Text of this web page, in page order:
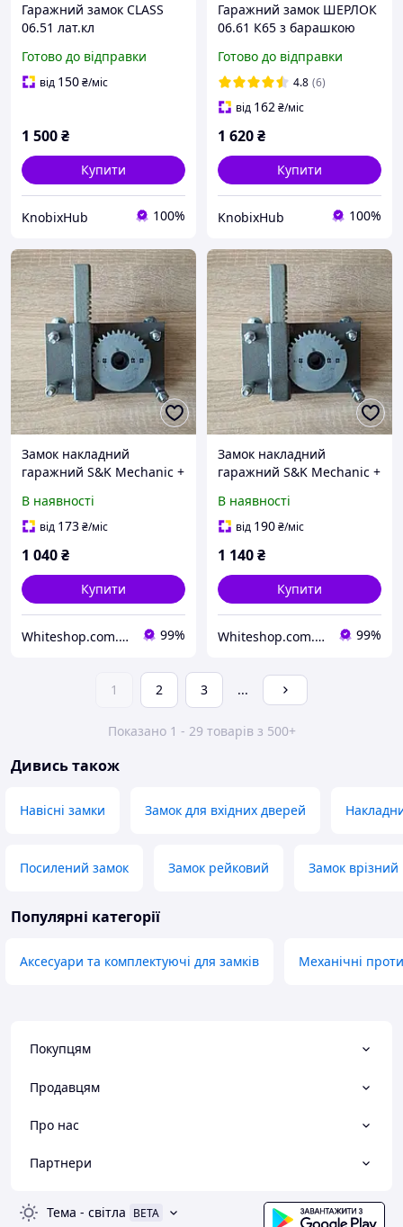
Гаражний замок CLASS
06.51 лат.кл
Готово до відправки
від 150₴/міс
1 500₴
Купити
KnobixHub 100%
Гаражний замок ШЕРЛОК
06.61 К65 з барашкою
Готово до відправки
4.8 (6)
від 162₴/міс
1 620₴
Купити
KnobixHub 100%
Замок накладний
гаражний S&K Mechanic +
нерозкривний комплект 2
ключі W_2485
В наявності
від 173₴/міс
1 040₴
Купити
Whiteshop.com.ua 99%
Замок накладний
гаражний S&K Mechanic +
нерозкривний комплект 3
ключі W_2485
В наявності
від 190₴/міс
1 140₴
Купити
Whiteshop.com.ua 99%
1 2 3 ...
Показано 1 - 29 товарів з 500+
Дивись також
Навісні замки Замок для вхідних дверей
Посилений замок Замок рейковий Замок врізний
Популярні категорії
Аксесуари та комплектуючі для замків Механічні
Покупцям
Продавцям
Про нас
Партнери
Тема - світла BETA